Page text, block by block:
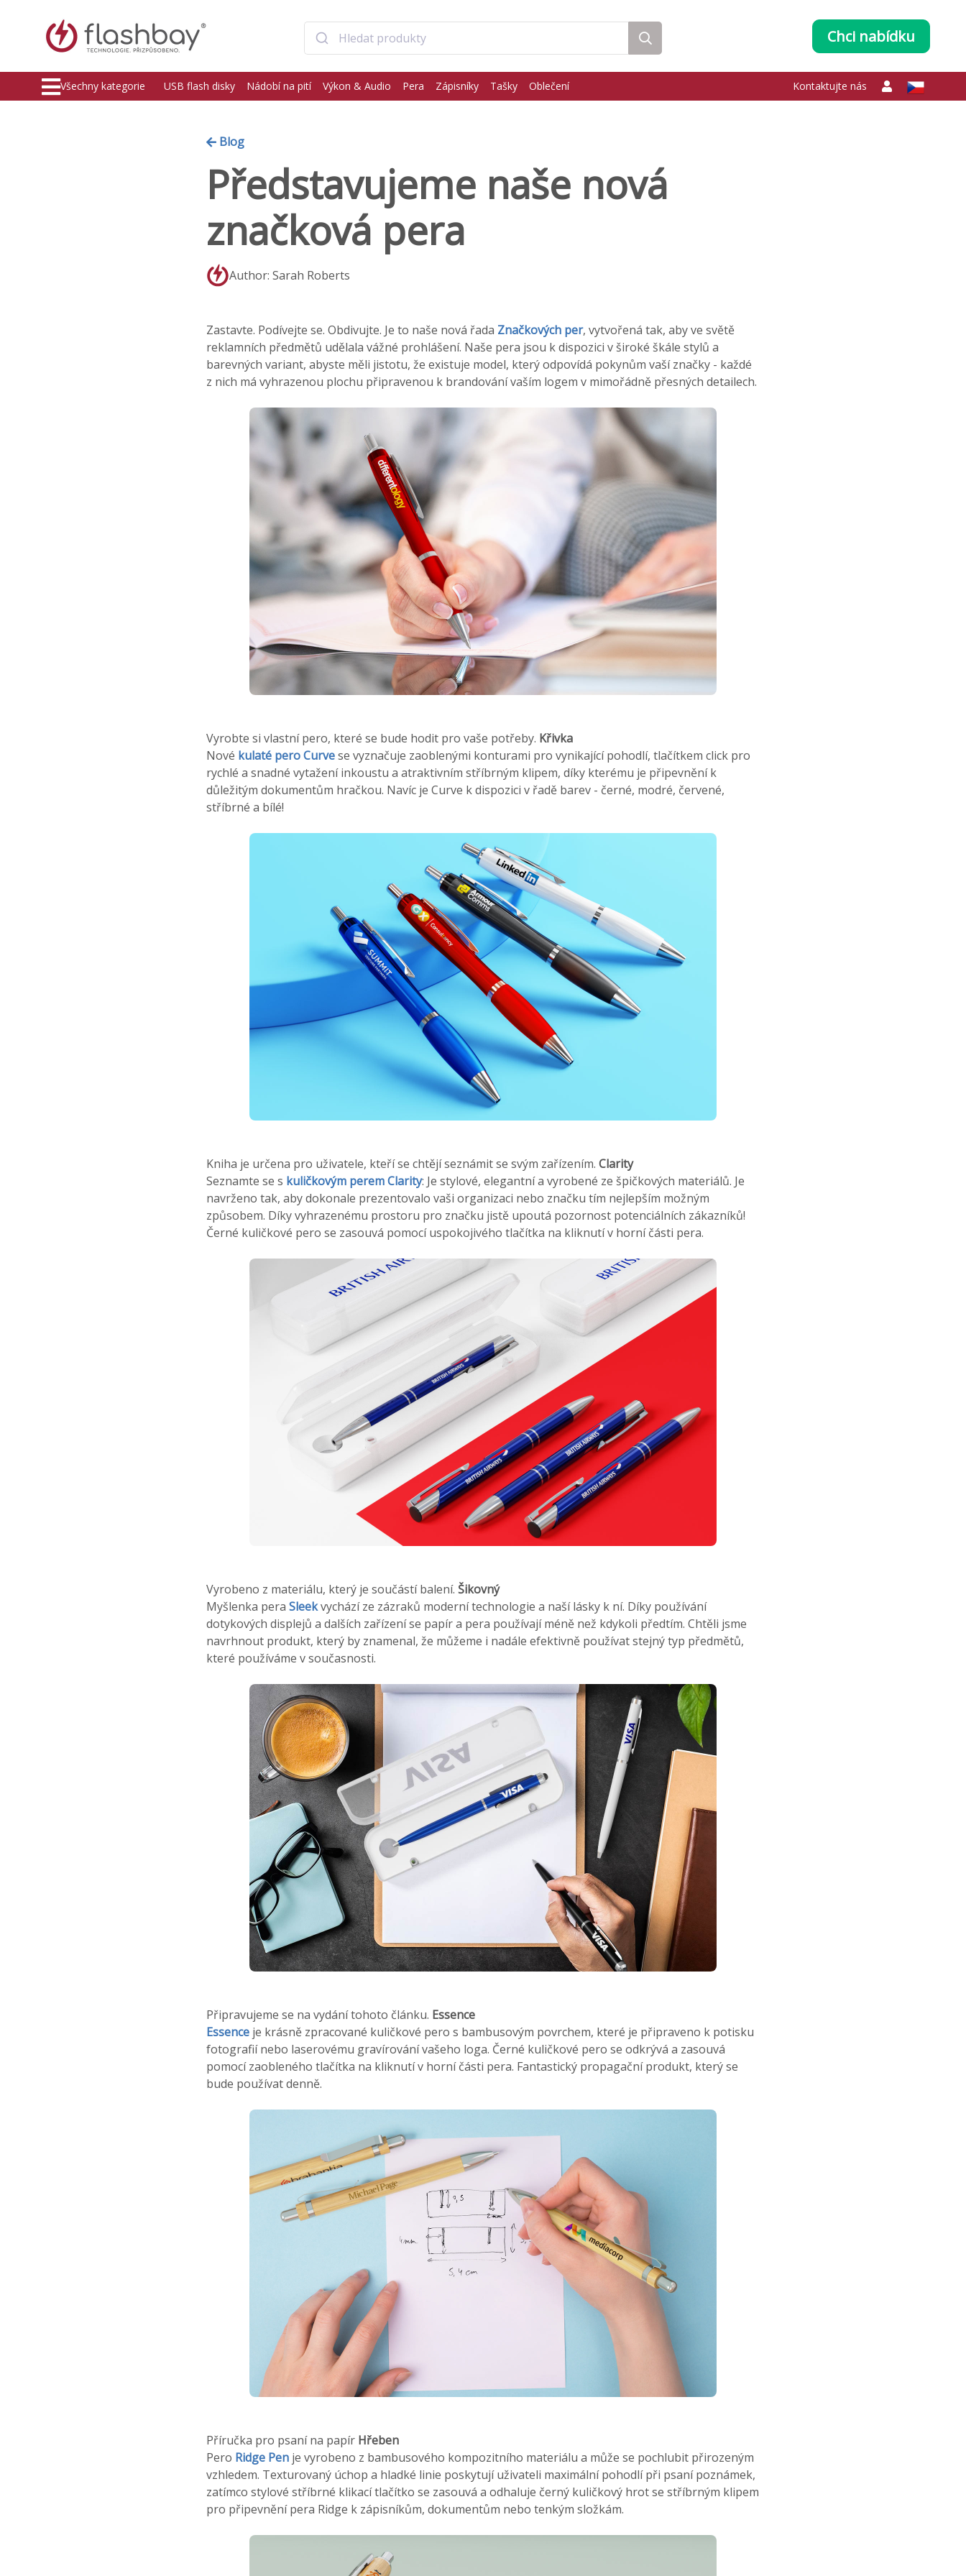
Chci nabídku
Všechny kategorie USB flash disky Nádobí na pití Výkon & Audio Pera Zápisníky Tašky Oblečení Kontaktujte nás
Blog
Představujeme naše nová
značková pera
Author: Sarah Roberts
Zastavte. Podívejte se. Obdivujte. Je to naše nová řada Značkových per, vytvořená tak, aby ve světě
reklamních předmětů udělala vážné prohlášení. Naše pera jsou k dispozici v široké škále stylů a
barevných variant, abyste měli jistotu, že existuje model, který odpovídá pokynům vaší značky - každé
z nich má vyhrazenou plochu připravenou k brandování vaším logem v mimořádně přesných detailech.
Vyrobte si vlastní pero, které se bude hodit pro vaše potřeby. Křivka
Nové kulaté pero Curvese vyznačuje zaoblenými konturami pro vynikající pohodlí, tlačítkem click pro
rychlé a snadné vytažení inkoustu a atraktivním stříbrným klipem, díky kterému je připevnění k
důležitým dokumentům hračkou. Navíc je Curve k dispozici v řadě barev - černé, modré, červené,
stříbrné a bílé!
Kniha je určena pro uživatele, kteří se chtějí seznámit se svým zařízením. Clarity
Seznamte se s kuličkovým perem Clarity: Je stylové, elegantní a vyrobené ze špičkových materiálů. Je
navrženo tak, aby dokonale prezentovalo vaši organizaci nebo značku tím nejlepším možným
způsobem. Díky vyhrazenému prostoru pro značku jistě upoutá pozornost potenciálních zákazníků!
Černé kuličkové pero se zasouvá pomocí uspokojivého tlačítka na kliknutí v horní části pera.
Vyrobeno z materiálu, který je součástí balení. Šikovný
Myšlenka pera Sleekvychází ze zázraků moderní technologie a naší lásky k ní. Díky používání
dotykových displejů a dalších zařízení se papír a pera používají méně než kdykoli předtím. Chtěli jsme
navrhnout produkt, který by znamenal, že můžeme i nadále efektivně používat stejný typ předmětů,
které používáme v současnosti.
Připravujeme se na vydání tohoto článku. Essence
Essence je krásně zpracované kuličkové pero s bambusovým povrchem, které je připraveno k potisku
fotografií nebo laserovému gravírování vašeho loga. Černé kuličkové pero se odkrývá a zasouvá
pomocí zaobleného tlačítka na kliknutí v horní části pera. Fantastický propagační produkt, který se
bude používat denně.
Příručka pro psaní na papír Hřeben
Pero Ridge Pen je vyrobeno z bambusového kompozitního materiálu a může se pochlubit přirozeným
vzhledem. Texturovaný úchop a hladké linie poskytují uživateli maximální pohodlí při psaní poznámek,
zatímco stylové stříbrné klikací tlačítko se zasouvá a odhaluje černý kuličkový hrot se stříbrným klipem
pro připevnění pera Ridge k zápisníkům, dokumentům nebo tenkým složkám.